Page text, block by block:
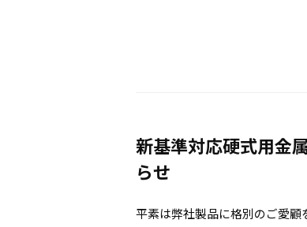
新基準対応硬式用金
らせ
平素は弊社製品に格別のご愛顧